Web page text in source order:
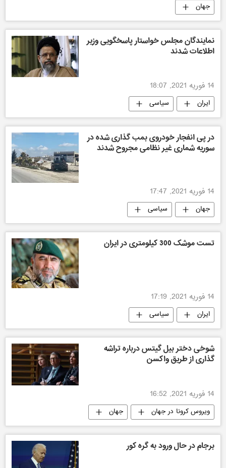
جهان
نمایندگان مجلس خواستار پاسخگویی وزیر
اطلاعات شدند
14 فوریه 2021, 18:07
ایران سیاسی
در پی انفجار خودروی بمب گذاری شده در
سوریه شماری غیر نظامی مجروح شدند
14 فوریه 2021, 17:47
جهان سیاسی
تست موشک 300 کیلومتری در ایران
14 فوریه 2021, 17:19
ایران سیاسی
شوخی دختر بیل گیتس درباره تراشه
گذاری از طریق واکسن
14 فوریه 2021, 16:52
ویروس کرونا در جهان جهان
برجام در حال ورود به گره کور